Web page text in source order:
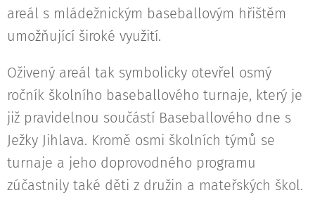
areál s mládežnickým baseballovým hřištěm
umožňující široké využití.
Oživený areál tak symbolicky otevřel osmý
ročník školního baseballového turnaje, který je
již pravidelnou součástí Baseballového dne s
Ježky Jihlava. Kromě osmi školních týmů se
turnaje a jeho doprovodného programu
zúčastnily také děti z družin a mateřských škol.